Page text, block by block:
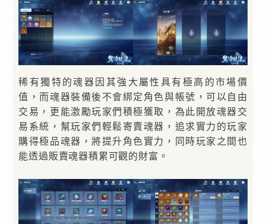
稀有獨特的魂器因其強大屬性具有極高的市場價
值，而魂器裝備後不會綁定角色與帳號，可以自由
交易，更能激勵玩家們積極獲取，為此開放魂器交
易系統，幫玩家們輕鬆寄賣魂器，追求實力的玩家
購得極品魂器，將提升角色實力，同時玩家之間也
能透過販賣魂器積累可觀的財富。